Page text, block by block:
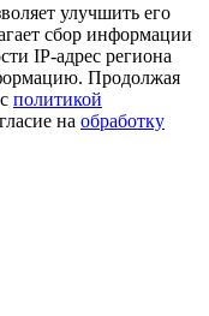
улучшить его
сбор информации
IP-адрес региона
Продолжая
политикой
на обработку